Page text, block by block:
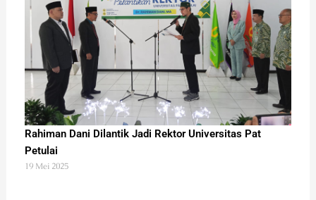
Rahiman Dani Dilantik Jadi Rektor Universitas Pat
Petulai
19 Mei 2025